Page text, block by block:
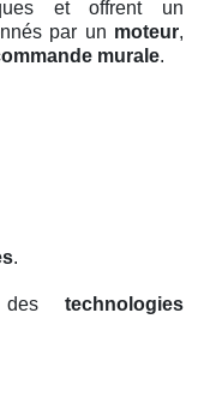
et offrent un
par un moteur,
murale.
.
des technologies